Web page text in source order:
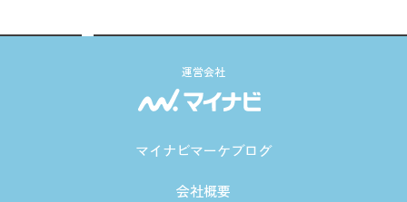
運営会社
マイナビマーケブログ
会社概要